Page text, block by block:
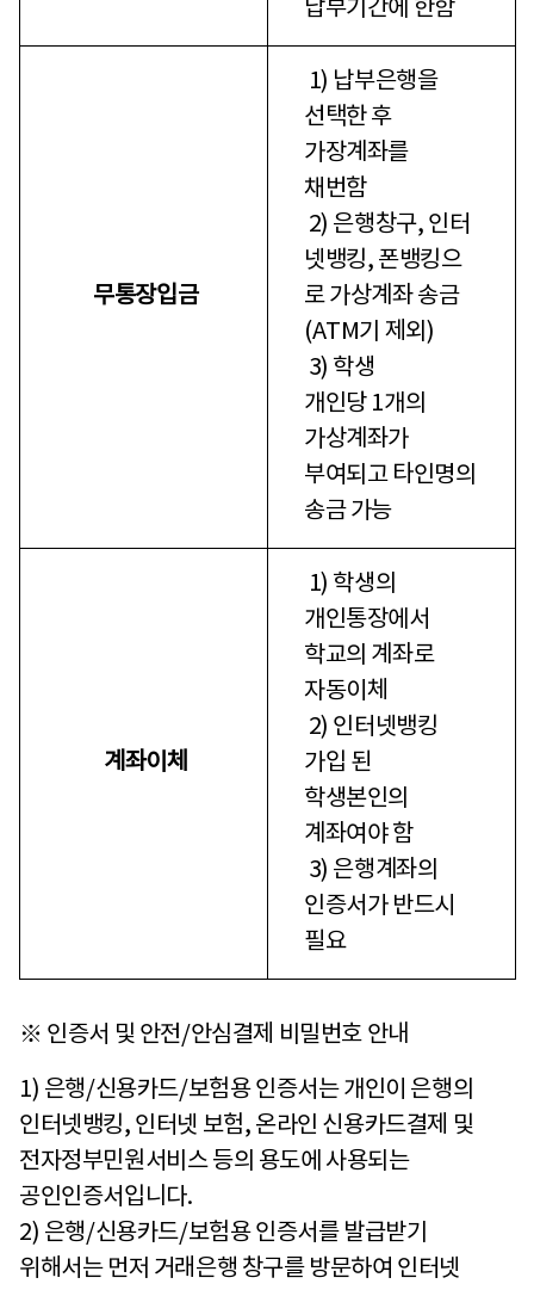
납부기간에 한함
무통장입금
1) 납부은행을
선택한 후
가장계좌를
채번함
2) 은행창구, 인터
넷뱅킹, 폰뱅킹으
로 가상계좌 송금
(ATM기 제외)
3) 학생
개인당 1개의
가상계좌가
부여되고 타인명의
송금 가능
계좌이체
1) 학생의
개인통장에서
학교의 계좌로
자동이체
2) 인터넷뱅킹
가입 된
학생본인의
계좌여야 함
3) 은행계좌의
인증서가 반드시
필요
※ 인증서 및 안전/안심결제 비밀번호 안내
1) 은행/신용카드/보험용 인증서는 개인이 은행의
인터넷뱅킹, 인터넷 보험, 온라인 신용카드결제 및
전자정부민원서비스 등의 용도에 사용되는
공인인증서입니다.
2) 은행/신용카드/보험용 인증서를 발급받기
위해서는 먼저 거래은행 창구를 방문하여 인터넷